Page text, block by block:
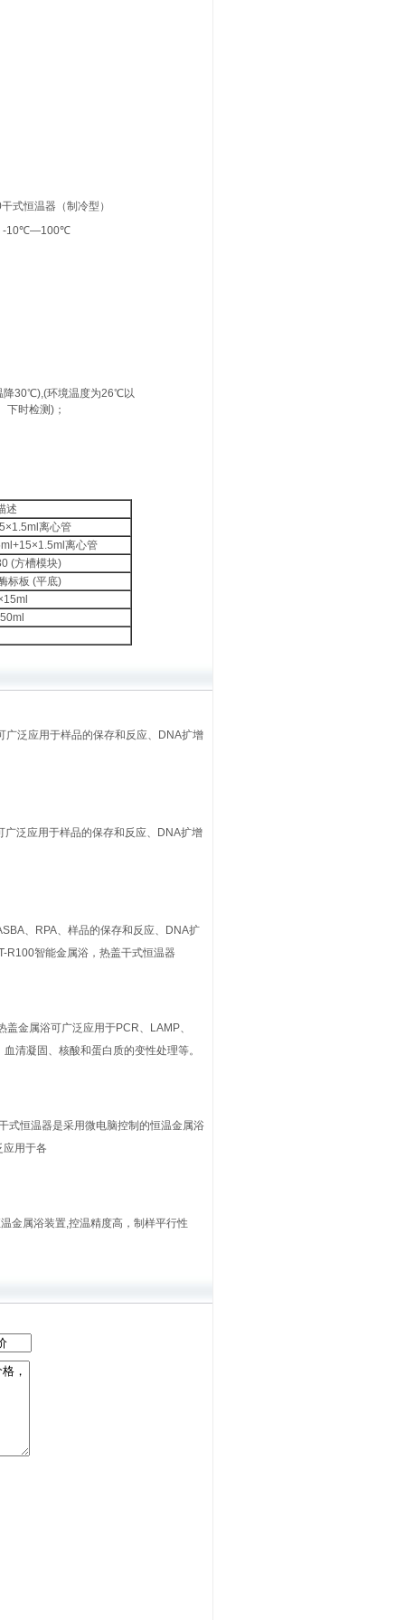
式恒温器（制冷型）
-10℃—100℃
降30℃),(环境温度为26℃以
下时检测)；
述
离心管
离心管
(方槽模块)
标板 (平底)
泛应用于样品的保存和反应、DNA扩增
泛应用于样品的保存和反应、DNA扩增
、RPA、样品的保存和反应、DNA扩
R100智能金属浴，热盖干式恒温器
金属浴可广泛应用于PCR、LAMP、
清凝固、核酸和蛋白质的变性处理等。
式恒温器是采用微电脑控制的恒温金属浴
应用于各
金属浴装置,控温精度高，制样平行性